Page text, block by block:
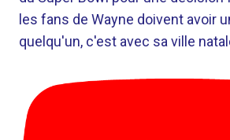
les fans de Wayne doivent avoir
quelqu'un, c'est avec sa ville